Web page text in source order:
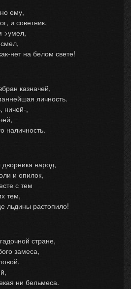
ему,
и советник,
>умел,
нет на белом свете!
казначей,
личность.
ничей-,
наличность.
народ,
и опилок,
с тем
тем,
льдины растопило!
стране,
замеса,
ни бельмеса.